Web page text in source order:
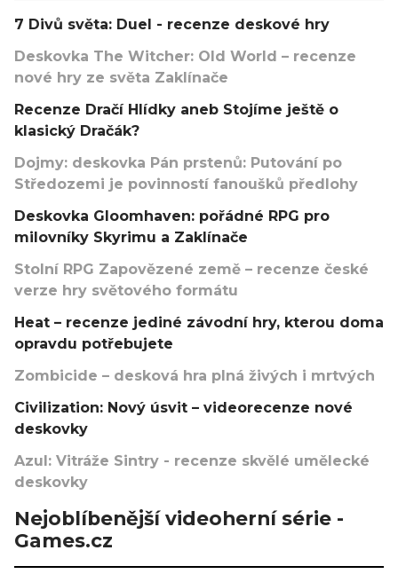
7 Divů světa: Duel - recenze deskové hry
Deskovka The Witcher: Old World – recenze
nové hry ze světa Zaklínače
Recenze Dračí Hlídky aneb Stojíme ještě o
klasický Dračák?
Dojmy: deskovka Pán prstenů: Putování po
Středozemi je povinností fanoušků předlohy
Deskovka Gloomhaven: pořádné RPG pro
milovníky Skyrimu a Zaklínače
Stolní RPG Zapovězené země – recenze české
verze hry světového formátu
Heat – recenze jediné závodní hry, kterou doma
opravdu potřebujete
Zombicide – desková hra plná živých i mrtvých
Civilization: Nový úsvit – videorecenze nové
deskovky
Azul: Vitráže Sintry - recenze skvělé umělecké
deskovky
Nejoblíbenější videoherní série -
Games.cz